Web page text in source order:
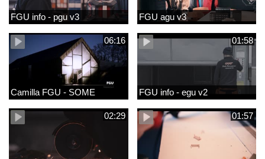
FGU info - pgu v3 FGU agu v3
06:16
Camilla FGU - SOME
01:58
FGU info - egu v2
02:29 01:57